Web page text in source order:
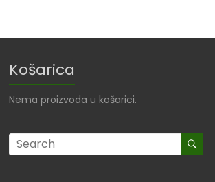
Košarica
Nema proizvoda u košarici.